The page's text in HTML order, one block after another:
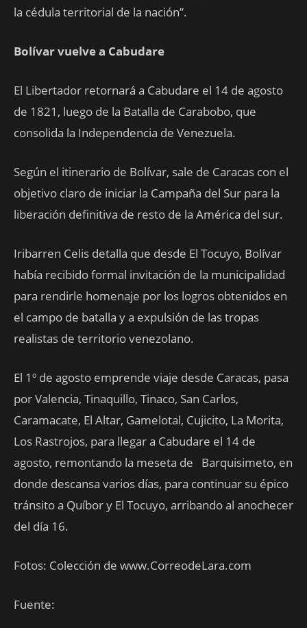
la cédula territorial de la nación”.
Bolívar vuelve a Cabudare
El Libertador retornará a Cabudare el 14 de agosto
de 1821, luego de la Batalla de Carabobo, que
consolida la Independencia de Venezuela.
Según el itinerario de Bolívar, sale de Caracas con el
objetivo claro de iniciar la Campaña del Sur para la
liberación definitiva de resto de la América del sur.
Iribarren Celis detalla que desde El Tocuyo, Bolívar
había recibido formal invitación de la municipalidad
para rendirle homenaje por los logros obtenidos en
el campo de batalla y a expulsión de las tropas
realistas de territorio venezolano.
El 1º de agosto emprende viaje desde Caracas, pasa
por Valencia, Tinaquillo, Tinaco, San Carlos,
Caramacate, El Altar, Gamelotal, Cujicito, La Morita,
Los Rastrojos, para llegar a Cabudare el 14 de
agosto, remontando la meseta de Barquisimeto, en
donde descansa varios días, para continuar su épico
tránsito a Quíbor y El Tocuyo, arribando al anochecer
del día 16.
Fotos: Colección de www.CorreodeLara.com
Fuente: